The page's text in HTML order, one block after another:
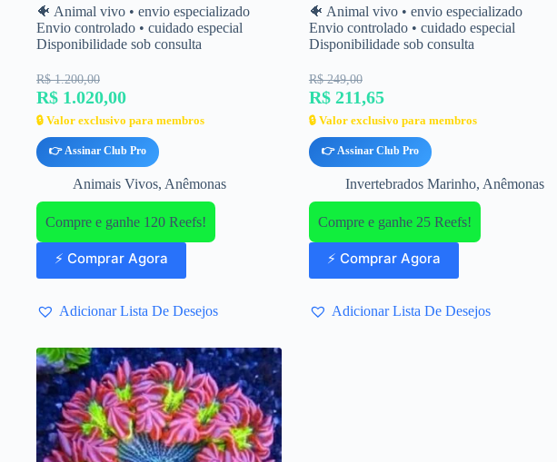
🐠 Animal vivo • envio especializado
Envio controlado • cuidado especial
Disponibilidade sob consulta
R$ 1.200,00
R$ 1.020,00
🔒 Valor exclusivo para membros
👉 Assinar Club Pro
Animais Vivos, Anêmonas
Compre e ganhe 120 Reefs!
⚡ Comprar Agora
Adicionar Lista De Desejos
🐠 Animal vivo • envio especializado
Envio controlado • cuidado especial
Disponibilidade sob consulta
R$ 249,00
R$ 211,65
🔒 Valor exclusivo para membros
👉 Assinar Club Pro
Invertebrados Marinho, Anêmonas
Compre e ganhe 25 Reefs!
⚡ Comprar Agora
Adicionar Lista De Desejos